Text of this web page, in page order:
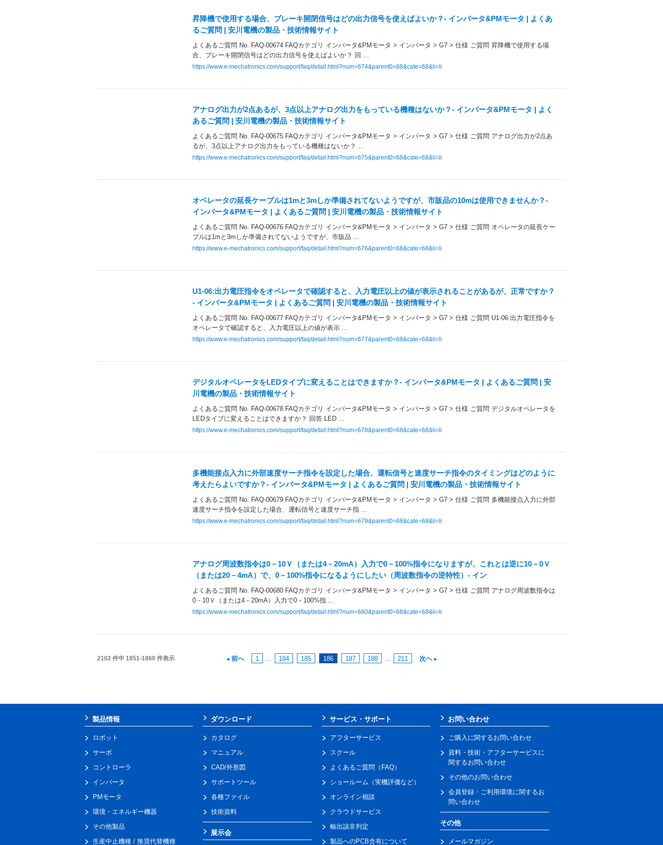
昇降機で使用する場合、ブレーキ開閉信号はどの出力信号を使えばよいか？- インバータ&PMモータ | よくあ
るご質問 | 安川電機の製品・技術情報サイト
よくあるご質問 No. FAQ-00674 FAQカテゴリ インバータ&PMモータ > インバータ > G7 > 仕様 ご質問 昇降機で使用する場
合、ブレーキ開閉信号はどの出力信号を使えばよいか？ 回 ...
https://www.e-mechatronics.com/support/faq/detail.html?num=674&parent0=68&cate=68&li=li
アナログ出力が2点あるが、3点以上アナログ出力をもっている機種はないか？- インバータ&PMモータ | よく
あるご質問 | 安川電機の製品・技術情報サイト
よくあるご質問 No. FAQ-00675 FAQカテゴリ インバータ&PMモータ > インバータ > G7 > 仕様 ご質問 アナログ出力が2点あ
るが、3点以上アナログ出力をもっている機種はないか？ ...
https://www.e-mechatronics.com/support/faq/detail.html?num=675&parent0=68&cate=68&li=li
オペレータの延長ケーブルは1mと3mしか準備されてないようですが、市販品の10mは使用できませんか？-
インバータ&PMモータ | よくあるご質問 | 安川電機の製品・技術情報サイト
よくあるご質問 No. FAQ-00676 FAQカテゴリ インバータ&PMモータ > インバータ > G7 > 仕様 ご質問 オペレータの延長ケー
ブルは1mと3mしか準備されてないようですが、市販品 ...
https://www.e-mechatronics.com/support/faq/detail.html?num=676&parent0=68&cate=68&li=li
U1-06:出力電圧指令をオペレータで確認すると、入力電圧以上の値が表示されることがあるが、正常ですか？
- インバータ&PMモータ | よくあるご質問 | 安川電機の製品・技術情報サイト
よくあるご質問 No. FAQ-00677 FAQカテゴリ インバータ&PMモータ > インバータ > G7 > 仕様 ご質問 U1-06:出力電圧指令を
オペレータで確認すると、入力電圧以上の値が表示 ...
https://www.e-mechatronics.com/support/faq/detail.html?num=677&parent0=68&cate=68&li=li
デジタルオペレータをLEDタイプに変えることはできますか？- インバータ&PMモータ | よくあるご質問 | 安
川電機の製品・技術情報サイト
よくあるご質問 No. FAQ-00678 FAQカテゴリ インバータ&PMモータ > インバータ > G7 > 仕様 ご質問 デジタルオペレータを
LEDタイプに変えることはできますか？ 回答 LED ...
https://www.e-mechatronics.com/support/faq/detail.html?num=678&parent0=68&cate=68&li=li
多機能接点入力に外部速度サーチ指令を設定した場合、運転信号と速度サーチ指令のタイミングはどのように
考えたらよいですか？- インバータ&PMモータ | よくあるご質問 | 安川電機の製品・技術情報サイト
よくあるご質問 No. FAQ-00679 FAQカテゴリ インバータ&PMモータ > インバータ > G7 > 仕様 ご質問 多機能接点入力に外部
速度サーチ指令を設定した場合、運転信号と速度サーチ指 ...
https://www.e-mechatronics.com/support/faq/detail.html?num=679&parent0=68&cate=68&li=li
アナログ周波数指令は0－10Ｖ（または4－20mA）入力で0－100%指令になりますが、これとは逆に10－0Ｖ
（または20－4mA）で、0－100%指令になるようにしたい（周波数指令の逆特性）- イン
よくあるご質問 No. FAQ-00680 FAQカテゴリ インバータ&PMモータ > インバータ > G7 > 仕様 ご質問 アナログ周波数指令は
0－10Ｖ（または4－20mA）入力で0－100%指 ...
https://www.e-mechatronics.com/support/faq/detail.html?num=680&parent0=68&cate=68&li=li
2102 件中 1851-1860 件表示 前へ 1 ... 184 185 186 187 188 ... 211 次へ
製品情報
ロボット
サーボ
コントローラ
インバータ
PMモータ
環境・エネルギー機器
その他製品
生産中止機種 / 推奨代替機種
ダウンロード
カタログ
マニュアル
CAD/外形図
サポートツール
各種ファイル
技術資料
展示会
サービス・サポート
アフターサービス
スクール
よくあるご質問（FAQ）
ショールーム（実機評価など）
オンライン相談
クラウドサービス
輸出該非判定
製品へのPCB含有について
お問い合わせ
ご購入に関するお問い合わせ
資料・技術・アフターサービスに
関するお問い合わせ
その他のお問い合わせ
会員登録・ご利用環境に関するお
問い合わせ
その他
メールマガジン